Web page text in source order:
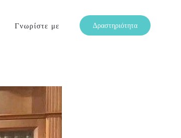
Γνωρίστε με Δραστηριότητα